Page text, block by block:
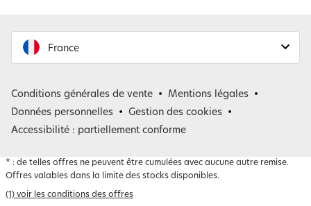
sera souvent plus polyvalente qu’une couette très chaude, car elle
conviendra à davantage de profils. À l’inverse, pour réchauffer le lit
pendant les nuits d’hiver très froides dans une maison peu chauffée, un
inscrite sur l’étiquette.
France
Belgique
Conditions générales de vente
Mentions légales
Données personnelles
Gestion des cookies
Accessibilité : partiellement conforme
* : de telles offres ne peuvent être cumulées avec aucune autre remise.
Offres valables dans la limite des stocks disponibles.
(1) voir les conditions des offres